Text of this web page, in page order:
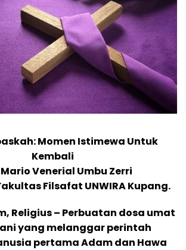
Momen Istimewa Untuk
Kembali
Mario Venerial Umbu Zerri
Filsafat UNWIRA Kupang.
Religius – Perbuatan dosa umat
yang melanggar perintah
pertama Adam dan Hawa